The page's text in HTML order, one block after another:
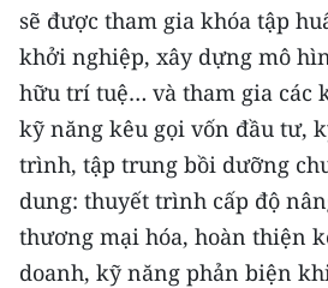
THỜI NAY
NHÂN DÂN CUỐI TUẦN
NHÂN DÂN HẰNG THÁNG
MUA BÁO
ĐỌC BÁO IN
sẽ được tham gia khóa tập
khởi nghiệp, xây dựng mô
hữu trí tuệ… và tham gia các
kỹ năng kêu gọi vốn đầu tư,
trình, tập trung bồi dưỡng
dung: thuyết trình cấp độ
thương mại hóa, hoàn thiện
doanh, kỹ năng phản biện